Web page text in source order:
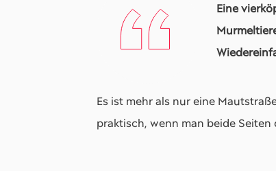
Eine
Es ist mehr als nur eine
praktisch, wenn man beide Seiten